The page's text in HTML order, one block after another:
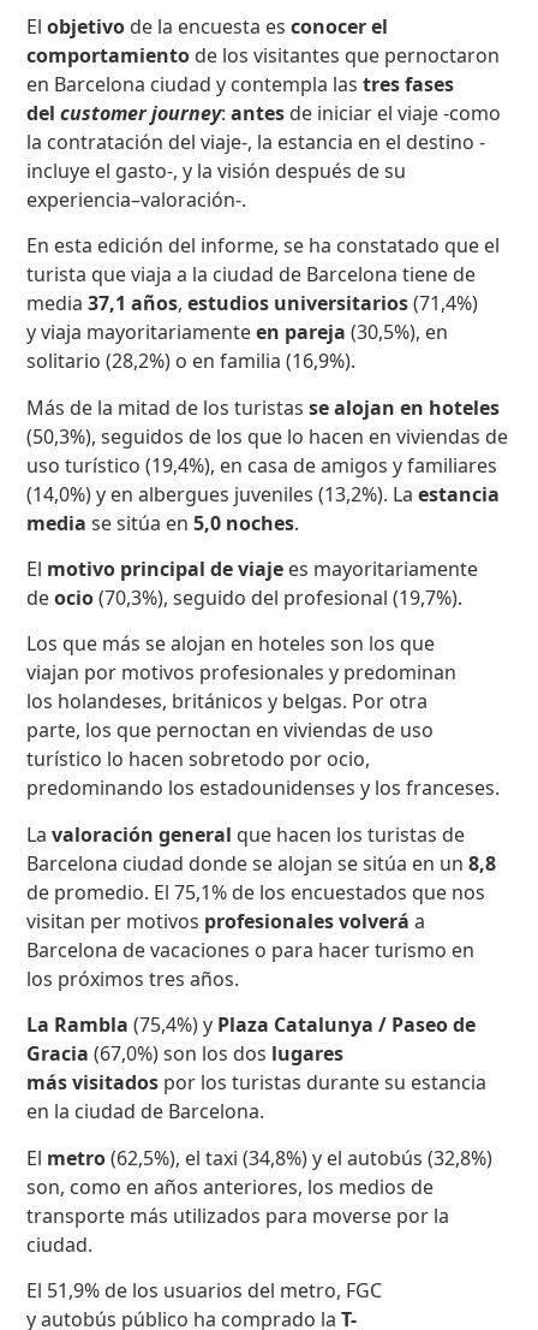
Elobjetivo de la encuesta esconocer el
comportamiento de los visitantes que pernoctaron
en Barcelona ciudad y contempla lastres fases
delcustomer journey:antes de iniciar el viaje -como
la contratación del viaje-, la estancia en el destino -
incluye el gasto-, y la visión después de su
experiencia–valoración-.
En esta edición del informe, se ha constatado que el
turista que viaja a la ciudad de Barcelona tiene de
media37,1 años,estudios universitarios(71,4%)
y viaja mayoritariamenteen pareja(30,5%), en
solitario (28,2%) o en familia (16,9%).
Más de la mitad de los turistasse alojan en hoteles
(50,3%), seguidos de los que lo hacen en viviendas de
uso turístico (19,4%), en casa de amigos y familiares
(14,0%) y en albergues juveniles (13,2%). Laestancia
mediase sitúa en5,0 noches.
El motivo principal de viaje es mayoritariamente
deocio(70,3%), seguido del profesional (19,7%).
Los que más se alojan en hoteles son los que
viajan por motivos profesionales y predominan
los holandeses, británicos y belgas. Por otra
parte, los que pernoctan en viviendas de uso
turístico lo hacen sobretodo por ocio,
predominando los estadounidenses y los franceses.
Lavaloración general que hacen los turistas de
Barcelona ciudad donde se alojan se sitúa en un8,8
de promedio. El 75,1% de los encuestados que nos
visitan per motivos profesionalesvolveráa
Barcelona de vacaciones o para hacer turismo en
los próximos tres años.
La Rambla(75,4%) y Plaza Catalunya / Paseo de
Gracia(67,0%) son los dos lugares
más visitados por los turistas durante su estancia
en la ciudad de Barcelona.
El metro(62,5%), el taxi (34,8%) y el autobús (32,8%)
son, como en años anteriores, los medios de
transporte más utilizados para moverse por la
ciudad.
El 51,9% de los usuarios del metro, FGC
y autobús público ha comprado laT-